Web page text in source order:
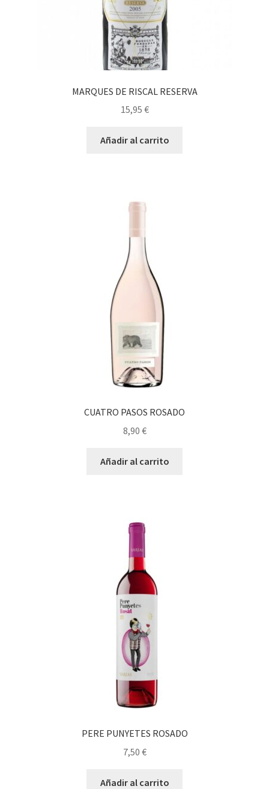
MARQUES DE RISCAL RESERVA
15,95 €
Añadir al carrito
CUATRO PASOS ROSADO
8,90 €
Añadir al carrito
PERE PUNYETES ROSADO
7,50 €
Añadir al carrito